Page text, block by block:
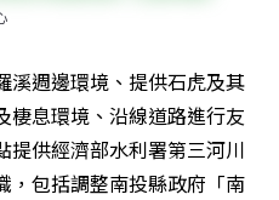
溪週邊環境、提供石虎及其
棲息環境、沿線道路進行友
提供經濟部水利署第三河川
，包括調整南投縣政府「南